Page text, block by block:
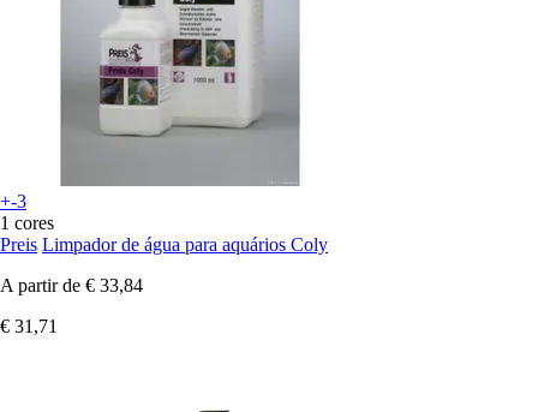
+-3
1 cores
Preis Limpador de água para aquários Coly
A partir de € 33,84
€ 31,71